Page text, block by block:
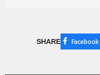
SHARE Facebook